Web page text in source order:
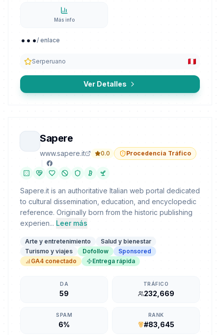
Más info
.../ enlace
Serperuano
Ver Detalles
Sapere
www.sapere.it 0.0 Procedencia Tráfico
Sapere.it is an authoritative Italian web portal dedicated
to cultural dissemination, education, and encyclopedic
reference. Originally born from the historic publishing
experien... Leer más
Arte y entretenimiento
Salud y bienestar
Turismo y viajes
Dofollow
Sponsored
GA4 conectado
Entrega rápida
DA
59
TRÁFICO
232,669
SPAM
6%
RANK
#83,645